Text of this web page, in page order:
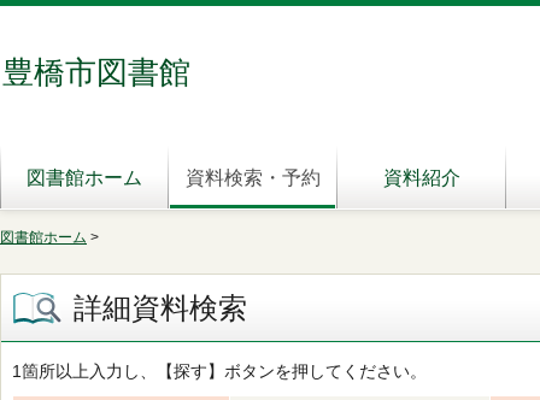
豊橋市図書館
図書館ホーム 資料検索・予約 資料紹介
図書館ホーム >
詳細資料検索
1箇所以上入力し、【探す】ボタンを押してください。